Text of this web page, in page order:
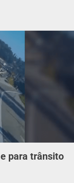
para trânsito